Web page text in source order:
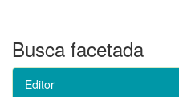
Busca facetada
Editor